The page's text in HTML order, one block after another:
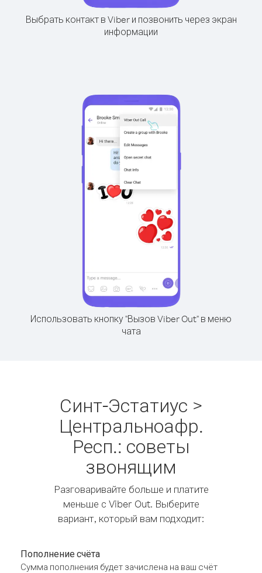
Выбрать контакт в Viber и позвонить через экран
информации
Использовать кнопку "Вызов Viber Out" в меню
чата
Синт-Эстатиус >
Центральноафр.
Респ.: советы
звонящим
Разговаривайте больше и платите
меньше с Viber Out. Выберите
вариант, который вам подходит:
Пополнение счёта
Сумма пополнения будет зачислена на ваш счёт